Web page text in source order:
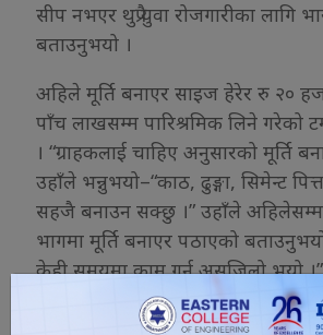
सीप नभएर थुप्रै युवा रोजगारीका लागि
बताउनुभयो ।
अहिले मूर्ति बनाएर साइज हेरेर रु २०
पाँच लाखसम्म पारिश्रमिक लिने गरेको
। “ग्राहकलाई चाहिए अनुसारको मूर्ति
उहाँले भन्नुभयो–“काठ, ढुङ्गा, सिमेन्ट
सहजै बनाउन सक्छु ।” उहाँले अहिलेसम्म
भागमा मूर्ति बनाएर पठाएको
केही समयमा काम गर्न असजिलो भयो
भन्नुभयो–“अहिले त मलाई खोज्दै